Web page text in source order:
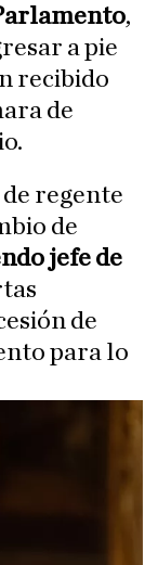
,
a pie
recibido
de
regente
de
jefe de
de
para lo